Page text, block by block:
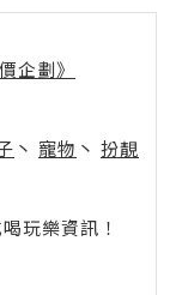
企劃》
丶 寵物 丶 扮靚
玩樂資訊！